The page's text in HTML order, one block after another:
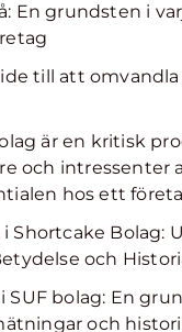
En grundsten i
till att
är en kritisk
och intressenter
hos ett
Shortcake Bolag:
och
bolag: En
och